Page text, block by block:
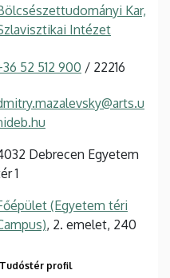
Kar,
Intézet
52 512 900 / 22216
Debrecen Egyetem
1
(Egyetem téri
, 2. emelet, 240
Tudóstér profil